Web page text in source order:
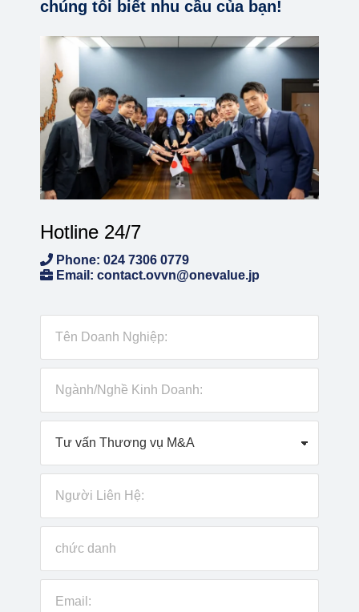
chúng tôi biết nhu cầu của bạn!
Hotline 24/7
Phone: 024 7306 0779
Email: contact.ovvn@onevalue.jp